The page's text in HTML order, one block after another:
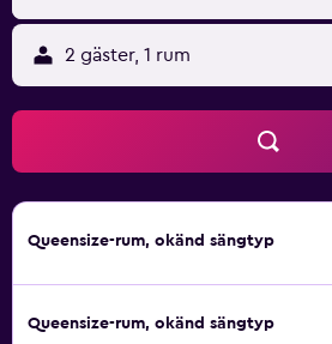
2 gäster, 1 rum
Queensize-rum, okänd sängtyp
Queensize-rum, okänd sängtyp